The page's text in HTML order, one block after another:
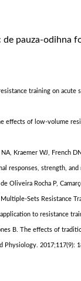
pauza-odihna
training on
effects of low-volume
Kraemer WJ, French
strength, and
Oliveira Rocha P,
Sets Resistance
to resistance
B. The effects of
Physiology. 2017;117(9):